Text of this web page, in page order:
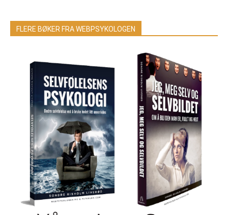
FLERE BØKER FRA WEBPSYKOLOGEN